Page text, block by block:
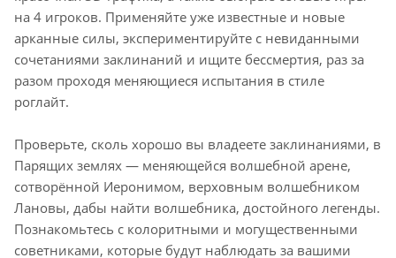
на 4 игроков. Применяйте уже известные и новые
арканные силы, экспериментируйте с невиданными
сочетаниями заклинаний и ищите бессмертия, раз за
разом проходя меняющиеся испытания в стиле
роглайт.
Проверьте, сколь хорошо вы владеете заклинаниями, в
Парящих землях — меняющейся волшебной арене,
сотворённой Иеронимом, верховным волшебником
Лановы, дабы найти волшебника, достойного легенды.
Познакомьтесь с колоритными и могущественными
советниками, которые будут наблюдать за вашими